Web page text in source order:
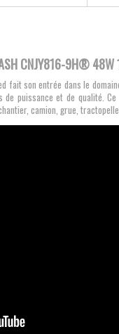
CNJY816-9H®
fait son entrée dans le
puissance et de qualité.
camion, grue,